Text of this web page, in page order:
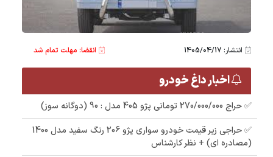
انتشار: 1405/04/17 انقضا: مهلت تمام شد
اخبار داغ خودرو
✅ حراج 270/000/000 تومانی پژو 405 مدل : 90 (دوگانه سوز)
✅ حراجی زیر قیمت خودرو سواری پژو 206 رنگ سفید مدل 1400
(مصادره ای) + نظر کارشناس